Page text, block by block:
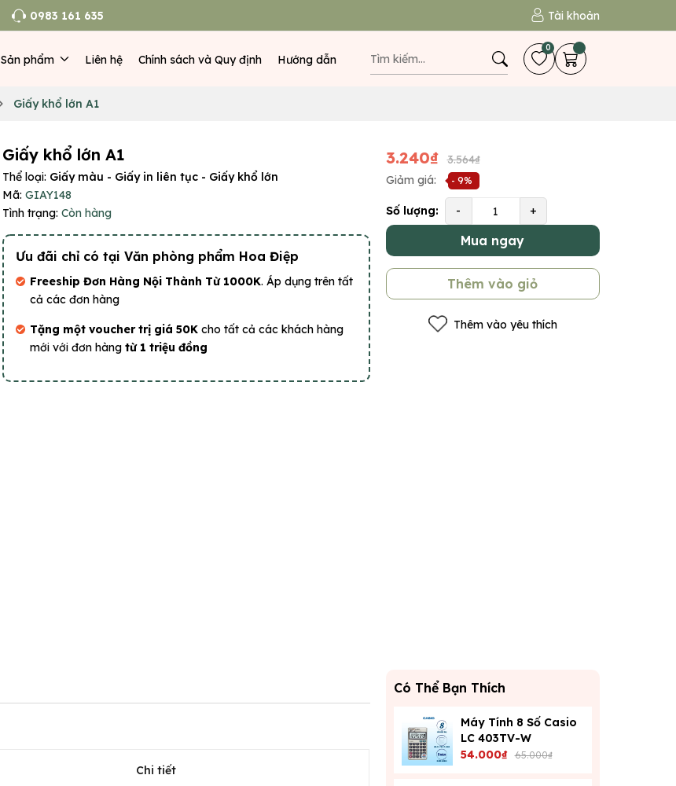
0983 161 635 Tài khoản
Sản phẩm Liên hệ Chính sách và Quy định Hướng dẫn
0
Giấy khổ lớn A1
Giấy khổ lớn A1
Thể loại: Giấy màu - Giấy in liên tục - Giấy khổ lớn
Mã: GIAY148
Tình trạng: Còn hàng
Ưu đãi chỉ có tại Văn phòng phẩm Hoa Điệp
Freeship Đơn Hàng Nội Thành Từ 1000K. Áp dụng trên tất
cả các đơn hàng
Tặng một voucher trị giá 50K cho tất cả các khách hàng
mới với đơn hàng từ 1 triệu đồng
3.240₫
3.564₫
Giảm giá:
- 9%
Số lượng: - +
Mua ngay
Thêm vào giỏ
Thêm vào yêu thích
Có Thể Bạn Thích
Máy Tính 8 Số Casio
LC 403TV-W
54.000₫ 65.000₫
Chi tiết